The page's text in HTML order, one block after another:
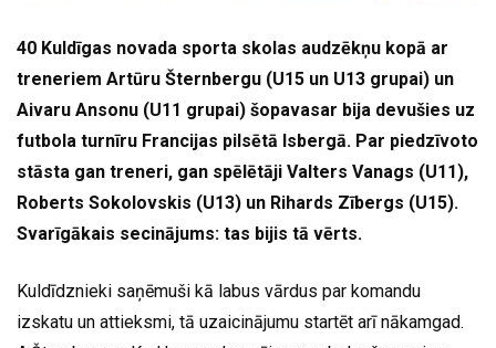
40 Kuldīgas novada sporta skolas audzēkņu kopā ar
treneriem Artūru Šternbergu (U15 un U13 grupai) un
Aivaru Ansonu (U11 grupai) šopavasar bija devušies uz
futbola turnīru Francijas pilsētā Isbergā. Par piedzīvoto
stāsta gan treneri, gan spēlētāji Valters Vanags (U11),
Roberts Sokolovskis (U13) un Rihards Zībergs (U15).
Svarīgākais secinājums: tas bijis tā vērts.
Kuldīdznieki saņēmuši kā labus vārdus par komandu
izskatu un attieksmi, tā uzaicinājumu startēt arī nākamgad.